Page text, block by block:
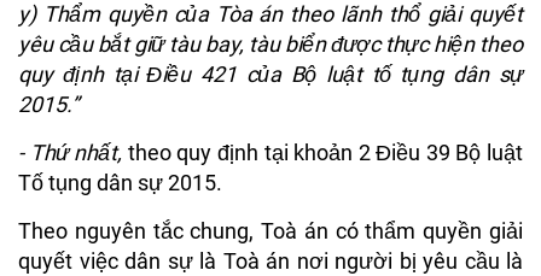
y) Thẩm quyền của Tòa án theo lãnh thổ giải quyết
yêu cầu bắt giữ tàu bay, tàu biển được thực hiện theo
quy định tại Điều 421 của Bộ luật tố tụng dân sự
2015.”
- Thứ nhất, theo quy định tại khoản 2 Điều 39 Bộ luật
Tố tụng dân sự 2015.
Theo nguyên tắc chung, Toà án có thẩm quyền giải
quyết việc dân sự là Toà án nơi người bị yêu cầu là